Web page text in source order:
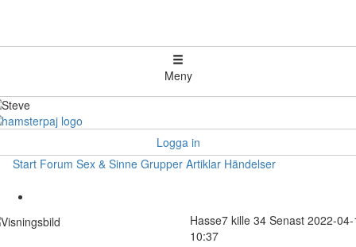
Meny
Logga in
Start Forum Sex & Sinne Grupper Artiklar Händelser
Hasse7 kille 34 Senast 2022-
10:37